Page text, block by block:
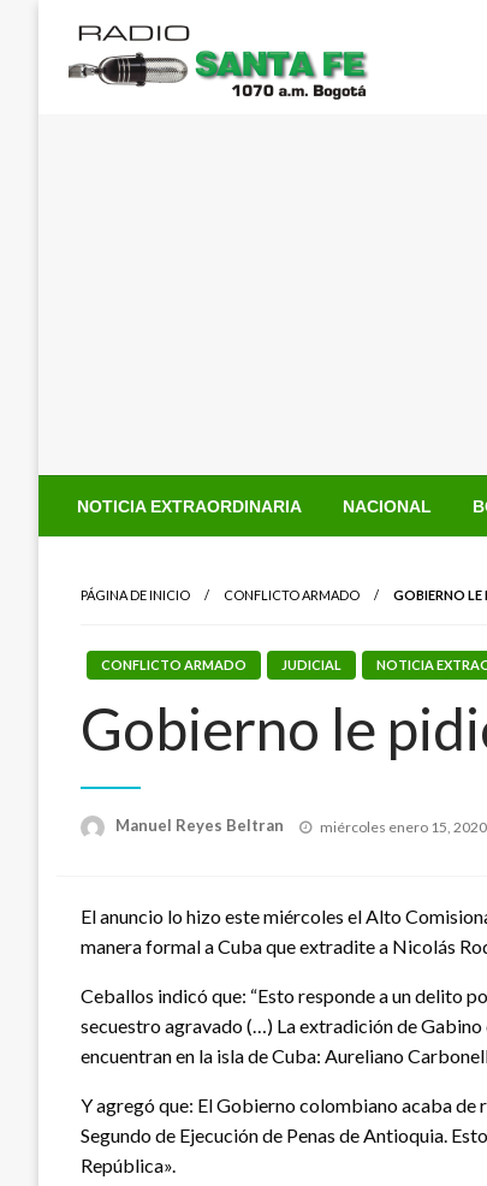
contenido
NOTICIA EXTRAORDINARIA NACIONAL
PÁGINA DE INICIO CONFLICTO ARMADO GOBIERNO LE
CONFLICTO ARMADO JUDICIAL NOTICIA
Gobierno le
Manuel Reyes Beltran
Publicado
miércoles enero 15, 2020
El anuncio lo hizo este miércoles el Alto
manera formal a Cuba que extradite a Nicolás
Ceballos indicó que: “Esto responde a un delito
secuestro agravado (…) La extradición de
encuentran en la isla de Cuba: Aureliano
Y agregó que: El Gobierno colombiano acaba
Segundo de Ejecución de Penas de Antioquia.
República».